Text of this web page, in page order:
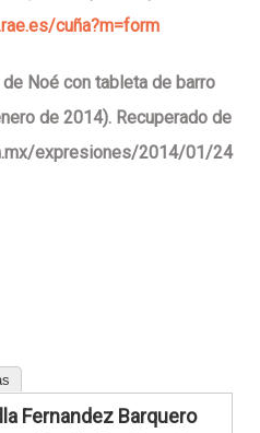
cuña?m=form
Noé con tableta de barro
de 2014). Recuperado de
expresiones/2014/01/24
Fernandez Barquero